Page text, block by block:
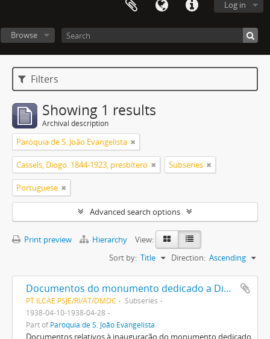
Log in
Browse
Filters
Showing 1 results
Archival description
Paróquia de S. João Evangelista
Cassels, Diogo. 1844-1923, presbítero Subseries
Portuguese
Advanced search options
Print preview Hierarchy
View:
Sort by: Title Direction: Ascending
Documentos do monumento dedicado a Diogo Cassels
PT ILCAE PSJE/RI/AT/DMDC
Subseries
1938-04-10-1938-04-28
Part ofParóquia de S. João Evangelista
Documentos relativos à inauguração do monumento dedicado